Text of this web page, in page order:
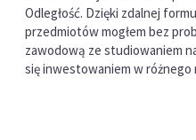
Odległość. Dzięki zdalnej
przedmiotów mogłem bez
zawodową ze studiowaniem
się inwestowaniem w różnego